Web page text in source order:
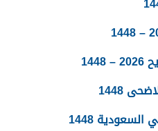
1448
1448